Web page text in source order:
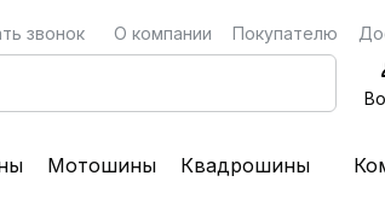
звонок О компании Покупателю
Мотошины Квадрошины